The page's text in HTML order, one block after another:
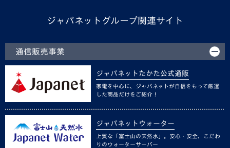
ジャパネットグループ関連サイト
通信販売事業
ジャパネットたかた公式通販
家電を中心に、ジャパネットが自信をもって厳選
した商品だけをご紹介！
ジャパネットウォーター
上質な「富士山の天然水」。安心・安全、こだわ
りのウォーターサーバー